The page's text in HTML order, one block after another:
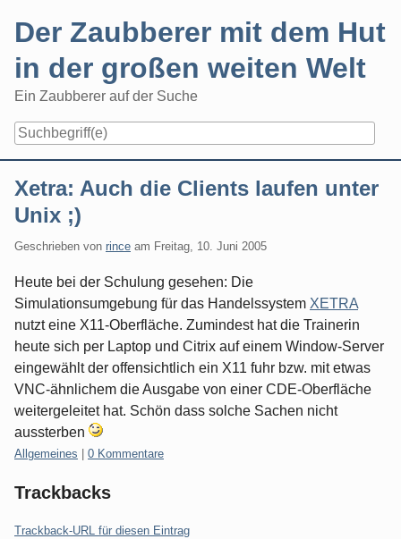
Der Zaubberer mit dem Hut
in der großen weiten Welt
Ein Zaubberer auf der Suche
Xetra: Auch die Clients laufen unter
Unix ;)
Geschrieben von rince am Freitag, 10. Juni 2005
Heute bei der Schulung gesehen: Die
Simulationsumgebung für das Handelssystem XETRA
nutzt eine X11-Oberfläche. Zumindest hat die Trainerin
heute sich per Laptop und Citrix auf einem Window-Server
eingewählt der offensichtlich ein X11 fuhr bzw. mit etwas
VNC-ähnlichem die Ausgabe von einer CDE-Oberfläche
weitergeleitet hat. Schön dass solche Sachen nicht
aussterben
Kategorien:
Allgemeines 0 Kommentare
Trackbacks
Trackback-URL für diesen Eintrag